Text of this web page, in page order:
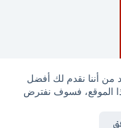
من أننا نقدم لك أفضل
الموقع، فسوف نفترض
2025